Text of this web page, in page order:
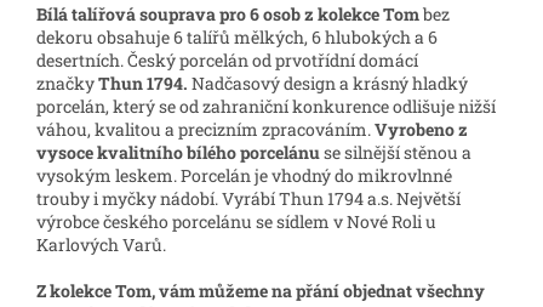
Bílá talířová souprava pro 6 osob z kolekce Tombez
dekoru obsahuje 6 talířů mělkých, 6 hlubokých a 6
desertních. Český porcelán od prvotřídní domácí
značkyThun 1794. Nadčasový design a krásný hladký
porcelán, který se od zahraniční konkurence odlišuje nižší
váhou, kvalitou a precizním zpracováním.Vyrobeno z
vysoce kvalitního bílého porcelánuse silnější stěnou a
vysokým leskem. Porcelán je vhodný do mikrovlnné
trouby i myčky nádobí. Vyrábí Thun 1794 a.s. Největší
výrobce českého porcelánu se sídlem v Nové Roli u
Karlových Varů.
Z kolekce Tom, vám můžeme na přání objednat všechny